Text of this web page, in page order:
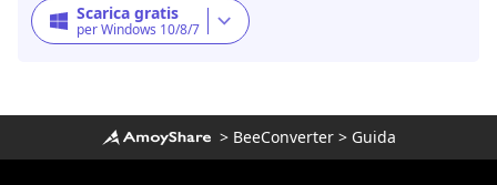
Scarica gratis
per Windows 10/8/7
> BeeConverter> Guida